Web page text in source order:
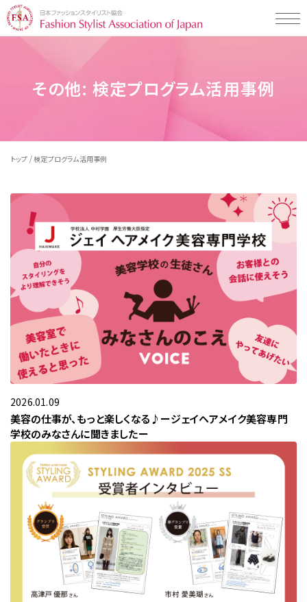
Styling Map（スタイリングマップ）とは
Styling Map（スタイリングマップ）とは
テストチェック・コミュニケーションタイプ
Styling Map検定・検定プログラムについて
Styling Map検定・検定プログラム
検定の受検申し込み・受検の流れ
教材販売について
Styling Map活用事例一覧
販売・接客スタッフの方向け
学校の活用事例
専門学校の先生の方向け
学生の方向け
現役プロフェッショナルの活用事例
パーソナルスタイリストの方向け
美容院・サロンのオーナー・店長の方向け
一般社団法人 日本ファッションスタイリスト協会とは
お知らせ・イベント・コラム
Stylistをさがす
過去のスタイリングマップコーデ
マンガでわかるスタイリングマップ
Styling Mapフリー素材
プライバシーポリシー
お問い合わせ
Tel:03-5464-0810
Fax:03-5464-0790
その他: 検定プログラム活用事例
トップ /検定プログラム活用事例
2026.01.09
美容の仕事が、もっと楽しくなる♪ージェイヘアメイク美容専門
学校のみなさんに聞きましたー